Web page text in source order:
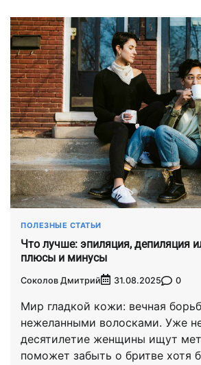
ПОЛЕЗНЫЕ СТАТЬИ
Что лучше: эпиляция, депиляция
плюсы и минусы
Соколов Дмитрий 31.08.2025 0
Мир гладкой кожи: вечная
нежеланными волосками. Уже
десятилетие женщины ищут
поможет забыть о бритве хотя